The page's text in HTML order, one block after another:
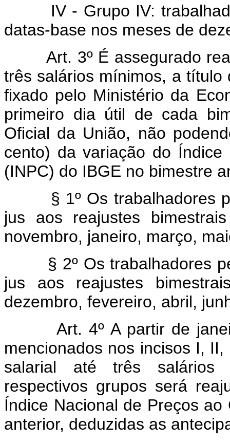
IV - Grupo IV:
datas-base nos meses de
Art. 3º É assegurado
três salários mínimos, a
fixado pelo Ministério da
primeiro dia útil de cada
Oficial da União, não
cento) da variação do
(INPC) do IBGE no bimestre
§ 1º Os trabalhadores
jus aos reajustes
novembro, janeiro, março,
§ 2º Os trabalhadores
jus aos reajustes
dezembro, fevereiro, abril,
Art. 4º A partir de
mencionados nos incisos I,
salarial até três salários
respectivos grupos será
Índice Nacional de Preços
anterior, deduzidas as